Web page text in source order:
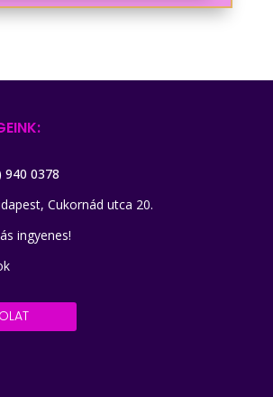
940 0378
Cukornád utca 20.
ingyenes!